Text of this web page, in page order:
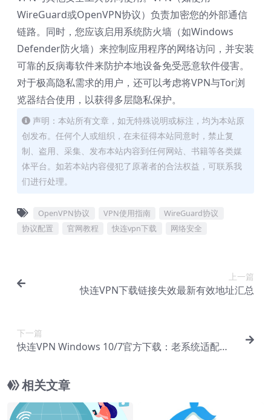
WireGuard或OpenVPN协议）负责加密您的外部通信
链路。同时，您应该启用系统防火墙（如Windows
Defender防火墙）来控制应用程序的网络访问，并安装
可靠的反病毒软件来防护本地设备免受恶意软件侵害。
对于极高隐私需求的用户，还可以考虑将VPN与Tor浏
览器结合使用，以获得多层隐私保护。
声明：本站所有文章，如无特殊说明或标注，均为本站原
创发布。任何个人或组织，在未征得本站同意时，禁止复
制、盗用、采集、发布本站内容到任何网站、书籍等各类媒
体平台。如若本站内容侵犯了原著者的合法权益，可联系我
们进行处理。
OpenVPN协议 VPN使用指南
WireGuard协议
协议配置
官网教程 快连vpn下载 网络安全
上一篇
快连VPN下载链接失效最新有效地址汇总
下一篇
快连VPN Windows 10/7官方下载：老系统适配版
相关文章